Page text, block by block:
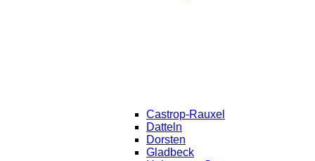
Castrop-Rauxel
Datteln
Dorsten
Gladbeck